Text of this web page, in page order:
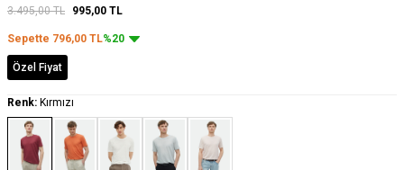
3.495,00TL 995,00 TL
Sepette 796,00 TL%20
Özel Fiyat
Renk: Kırmızı